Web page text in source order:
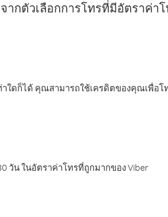
กตัวเลือกการโทรที่มีอัตราค่า
าใดก็ได้ คุณสามารถใช้เครดิตของคุณเพื่อโ
วัน ในอัตราค่าโทรที่ถูกมากของ Viber